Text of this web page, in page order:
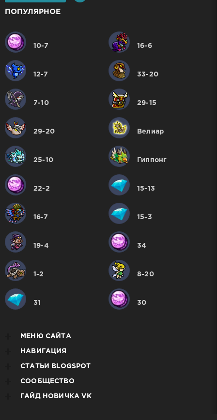
ПОПУЛЯРНОЕ
10-7 16-6
12-7 33-20
7-10 29-15
29-20 Велиар
25-10 Гиппонг
22-2 15-13
16-7 15-3
19-4 34
1-2 8-20
31 30
МЕНЮ САЙТА
НАВИГАЦИЯ
СТАТЬИ BLOGSPOT
СООБЩЕСТВО
ГАЙД НОВИЧКА VK